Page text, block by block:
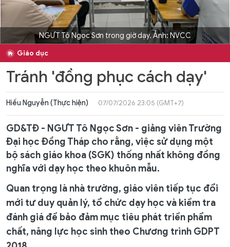
NGƯT Tô Ngọc Sơn trong giờ dạy. Ảnh: NVCC
Giáo dục
Tránh 'đồng phục cách dạy'
Hiếu Nguyễn (Thực hiện) 07/07/2026 23:05 (GMT+7)
GD&TĐ - NGƯT Tô Ngọc Sơn - giảng viên Trường
Đại học Đồng Tháp cho rằng, việc sử dụng một
bộ sách giáo khoa (SGK) thống nhất không đồng
nghĩa với dạy học theo khuôn mẫu.
Quan trọng là nhà trường, giáo viên tiếp tục đổi
mới tư duy quản lý, tổ chức dạy học và kiểm tra
đánh giá để bảo đảm mục tiêu phát triển phẩm
chất, năng lực học sinh theo Chương trình GDPT